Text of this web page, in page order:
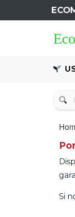
Recambio
Motores
MotoresSi